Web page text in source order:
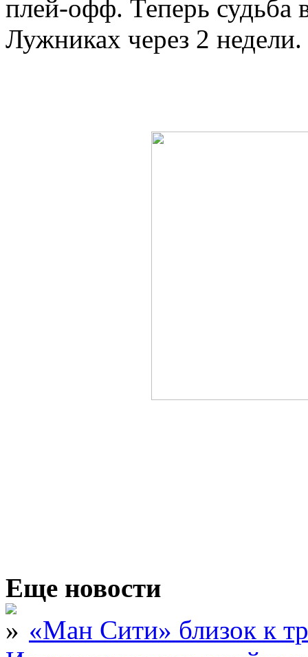
плей-офф. Теперь судьба
Лужниках через 2 недели.
Еще новости
«Ман Сити» близок к